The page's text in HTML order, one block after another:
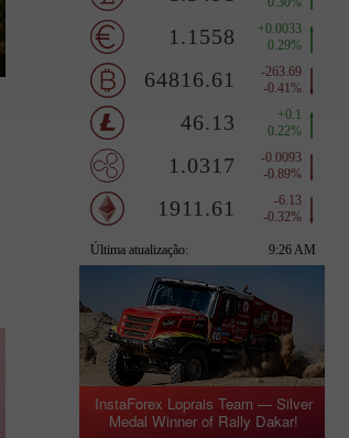
InstaForex Loprais Team — Silver
Medal Winner of Rally Dakar!